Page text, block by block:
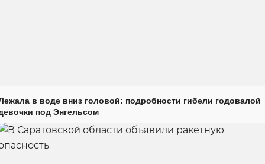
в воде вниз головой: подробности гибели годовалой
под Энгельсом